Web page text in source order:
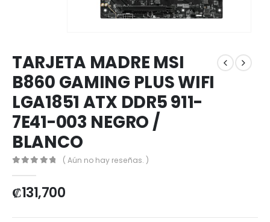
TARJETA MADRE MSI
B860 GAMING PLUS WIFI
LGA1851 ATX DDR5 911-
7E41-003 NEGRO /
BLANCO
( Aún no hay reseñas. )
₡131,700